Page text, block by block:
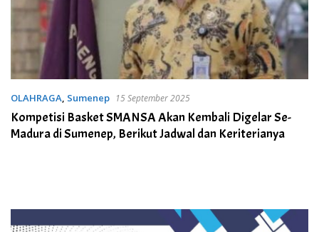
OLAHRAGA, Sumenep 15 September 2025
Kompetisi Basket SMANSA Akan Kembali Digelar Se-
Madura di Sumenep, Berikut Jadwal dan Keriterianya